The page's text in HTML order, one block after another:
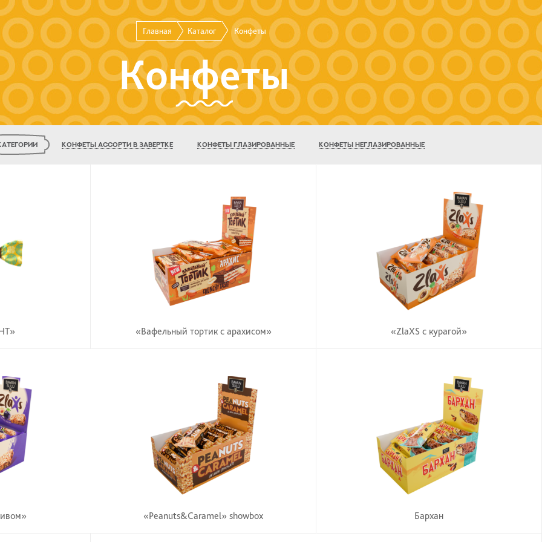
Главная Каталог Конфеты
Конфеты
КОНФЕТЫ АССОРТИ В ЗАВЕРТКЕ КОНФЕТЫ ГЛАЗИРОВАННЫЕ КОНФЕТЫ НЕГЛАЗИРОВАННЫЕ
«Вафельный тортик с арахисом» «ZlaXS с курагой»
«Peanuts&Caramel» showbox Бархан